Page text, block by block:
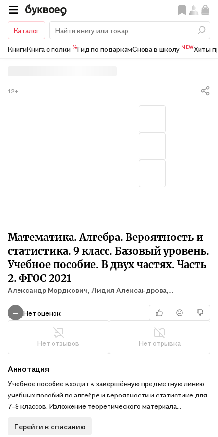
Каталог
КнигиКнига с полки %Гид по подаркамСнова в школу NEWХиты
Математика. Алгебра. Вероятность и
статистика. 9 класс. Базовый уровень.
Учебное пособие. В двух частях. Часть
2. ФГОС 2021
Александр Мордкович, Лидия Александрова,
12+
— Нет оценок
Нет отзывов Нет отрывка
Аннотация
Учебное пособие входит в завершённую предметную линию
учебных пособий по алгебре и вероятности и статистике для
7–9 классов. Изложение теоретического материала
примеров, практические задания представлены на трёх
Перейти к описанию